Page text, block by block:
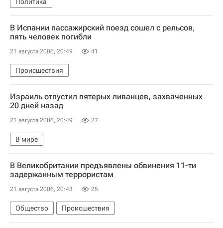
В Испании пассажирский поезд сошел с рельсов,
пять человек погибли
21 августа 2006, 20:49 41
Происшествия
Израиль отпустил пятерых ливанцев, захваченных
20 дней назад
21 августа 2006, 20:49 27
В мире
В Великобритании предъявлены обвинения 11-ти
задержанным террористам
21 августа 2006, 20:43 25
Общество Происшествия